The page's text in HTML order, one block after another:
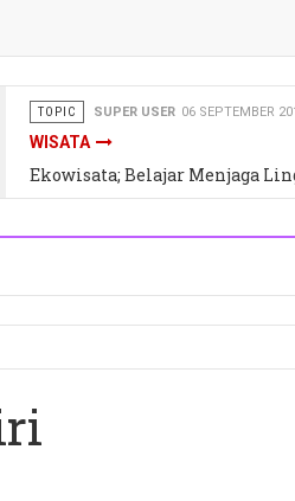
TOPIC REDAKSI 06 SEPTEMBER 2019
INSPIRASI
Awas, Tertipu Hoax Kesehatan